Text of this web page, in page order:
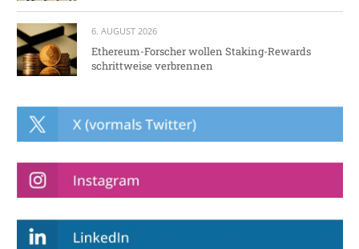
6. AUGUST 2026
Ethereum-Forscher wollen Staking-Rewards
schrittweise verbrennen